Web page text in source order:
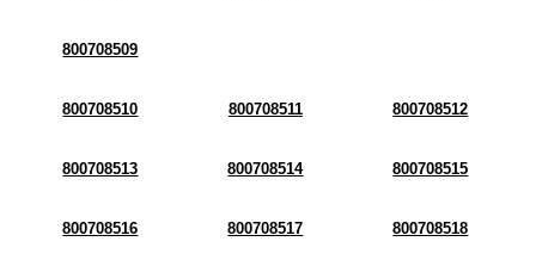
800708509
800708510 800708511 800708512
800708513 800708514 800708515
800708516 800708517 800708518